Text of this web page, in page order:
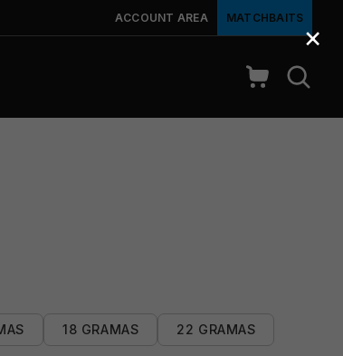
ACCOUNT AREA MATCHBAITS
18 GRAMAS 22 GRAMAS
×